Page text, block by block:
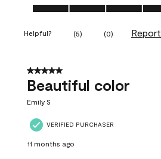
Ease of Application, 5.0 out of 5
Helpful? (5) (0) Report
5 out of 5 stars.
Beautiful color
Emily S
VERIFIED PURCHASER
11 months ago